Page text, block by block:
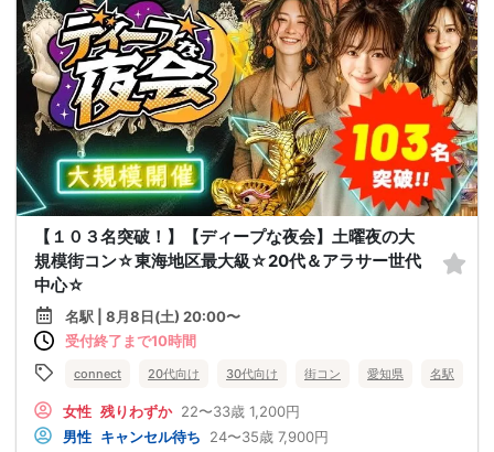
【１０３名突破！】【ディープな夜会】土曜夜の大
規模街コン☆東海地区最大級☆20代＆アラサー世代
中心☆
名駅 | 8月8日(土) 20:00〜
受付終了まで10時間
connect 20代向け 30代向け 街コン 愛知県 名駅
女性 残りわずか 22〜33歳 1,200円
男性 キャンセル待ち 24〜35歳 7,900円